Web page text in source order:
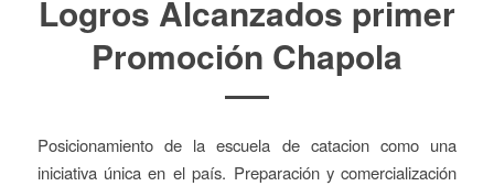
Logros Alcanzados primer
Promoción Chapola
Posicionamiento de la escuela de catacion como una
iniciativa única en el país. Preparación y comercialización